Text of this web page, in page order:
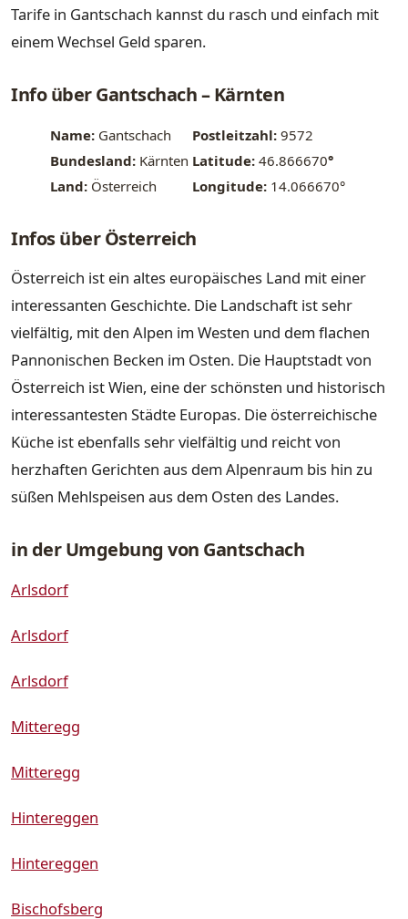
Tarife in Gantschach kannst du rasch und einfach mit
einem Wechsel Geld sparen.
Info über Gantschach – Kärnten
Name: Gantschach Postleitzahl: 9572
Bundesland: Kärnten Latitude: 46.866670°
Land: Österreich Longitude: 14.066670°
Infos über Österreich
Österreich ist ein altes europäisches Land mit einer
interessanten Geschichte. Die Landschaft ist sehr
vielfältig, mit den Alpen im Westen und dem flachen
Pannonischen Becken im Osten. Die Hauptstadt von
Österreich ist Wien, eine der schönsten und historisch
interessantesten Städte Europas. Die österreichische
Küche ist ebenfalls sehr vielfältig und reicht von
herzhaften Gerichten aus dem Alpenraum bis hin zu
süßen Mehlspeisen aus dem Osten des Landes.
in der Umgebung von Gantschach
Arlsdorf
Arlsdorf
Arlsdorf
Mitteregg
Mitteregg
Hintereggen
Hintereggen
Bischofsberg